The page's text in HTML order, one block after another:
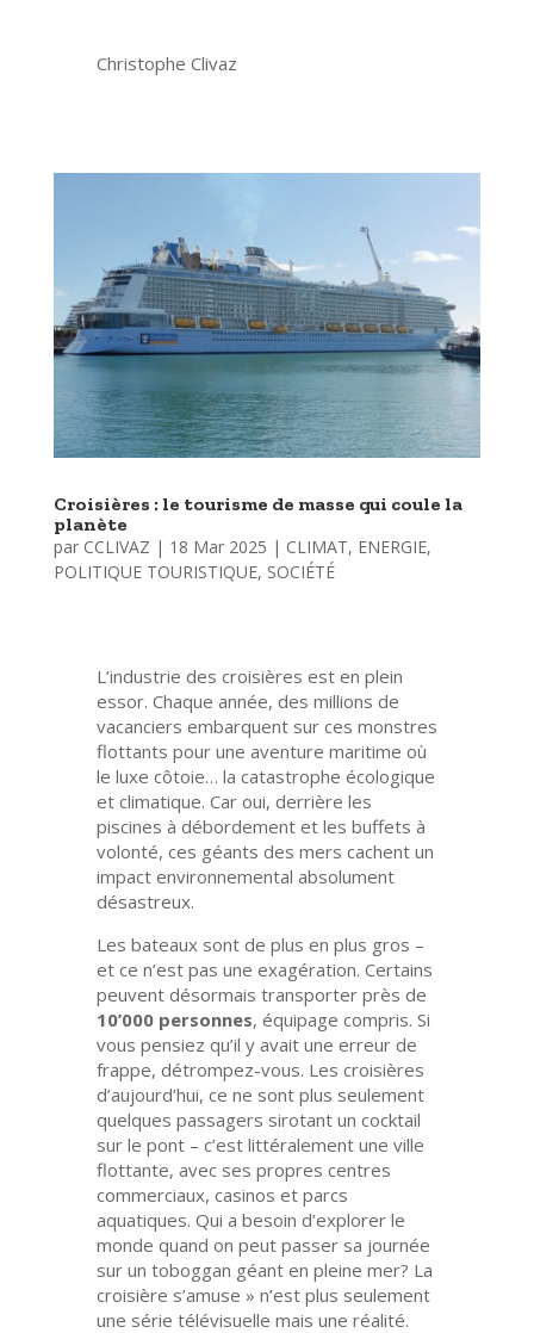
Christophe Clivaz
Croisières : le tourisme de masse qui coule la
planète
par CCLIVAZ | 18 Mar 2025 | CLIMAT, ENERGIE,
POLITIQUE TOURISTIQUE, SOCIÉTÉ
L’industrie des croisières est en plein
essor. Chaque année, des millions de
vacanciers embarquent sur ces monstres
flottants pour une aventure maritime où
le luxe côtoie… la catastrophe écologique
et climatique. Car oui, derrière les
piscines à débordement et les buffets à
volonté, ces géants des mers cachent un
impact environnemental absolument
désastreux.
Les bateaux sont de plus en plus gros –
et ce n’est pas une exagération. Certains
peuvent désormais transporter près de
10’000 personnes, équipage compris. Si
vous pensiez qu’il y avait une erreur de
frappe, détrompez-vous. Les croisières
d’aujourd’hui, ce ne sont plus seulement
quelques passagers sirotant un cocktail
sur le pont – c’est littéralement une ville
flottante, avec ses propres centres
commerciaux, casinos et parcs
aquatiques. Qui a besoin d’explorer le
monde quand on peut passer sa journée
sur un toboggan géant en pleine mer? La
croisière s’amuse » n’est plus seulement
une série télévisuelle mais une réalité.